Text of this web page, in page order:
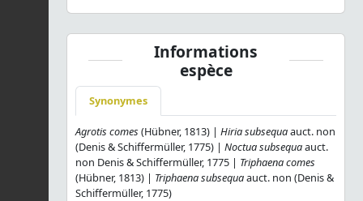
Informations
espèce
Synonymes
Agrotis comes (Hübner, 1813) | Hiria subsequaauct. non
(Denis & Schiffermüller, 1775) | Noctua subsequaauct.
non Denis & Schiffermüller, 1775 | Triphaena comes
(Hübner, 1813) | Triphaena subsequaauct. non (Denis &
Schiffermüller, 1775)